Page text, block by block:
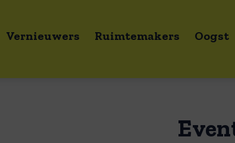
Vernieuwers Ruimtemakers Oogst